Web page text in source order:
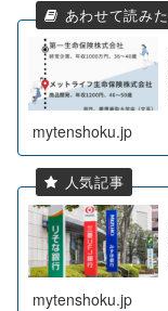
mytenshoku.jp
mytenshoku.jp